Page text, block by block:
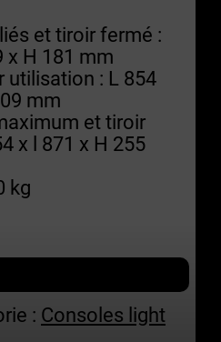
et tiroir fermé :
x H 181 mm
utilisation : L 854
mm
et tiroir
x l 871 x H 255
kg
: Consoles light